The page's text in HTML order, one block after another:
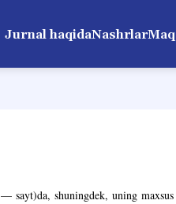
Jurnal haqidaNashrlar
—sayt)da, shuningdek, uning